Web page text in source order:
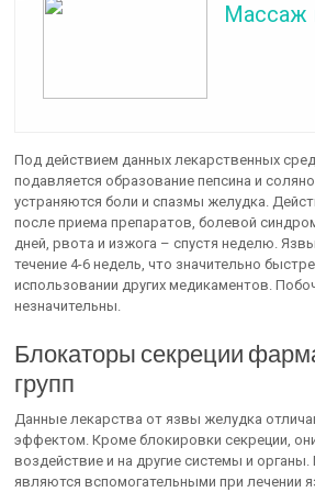
Массаж
Под действием данных лекарственных
подавляется образование пепсина и
устраняются боли и спазмы желудка.
после приема препаратов, болевой
дней, рвота и изжога – спустя неделю.
течение 4-6 недель, что значительно
использовании других медикаментов.
незначительны.
Блокаторы секреции
групп
Данные лекарства от язвы желудка
эффектом. Кроме блокировки секреции,
воздействие и на другие системы и
являются вспомогательными при лечении